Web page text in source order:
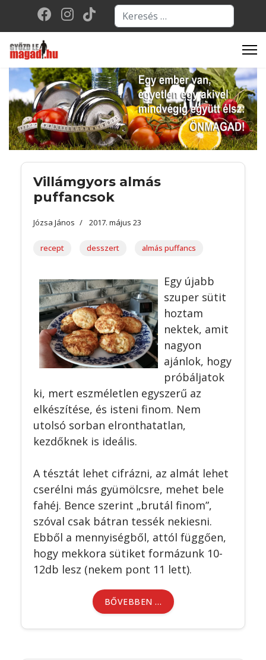
Keresés...
Type 2 or more
Villámgyors almás
puffancsok
Józsa János 2017. május 23
recept desszert almás puffancs
Egy újabb
szuper sütit
hoztam
nektek, amit
nagyon
ajánlok, hogy
próbáljatok
ki, mert eszméletlen egyszerű az
elkészítése, és isteni finom. Nem
utolsó sorban elronthatatlan,
kezdőknek is ideális.
A tésztát lehet cifrázni, az almát lehet
cserélni más gyümölcsre, mehet bele
fahéj. Bence szerint „brutál finom”,
szóval csak bátran tessék nekiesni.
Ebből a mennyiségből, attól függően,
hogy mekkora sütiket formázunk 10-
12db lesz (nekem pont 11 lett).
BŐVEBBEN …